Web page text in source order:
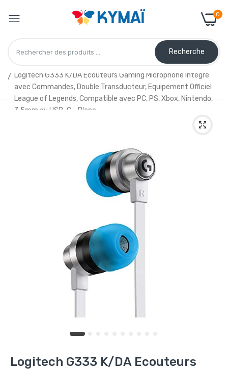
0
Recherche
Logitech G333 K/DA Ecouteurs Gaming Microphone Intégré
avec Commandes, Double Transducteur, Equipement Officiel
League of Legends, Compatible avec PC, PS, Xbox, Nintendo,
3.5mm ou USB-C - Blanc
Logitech G333 K/DA Ecouteurs